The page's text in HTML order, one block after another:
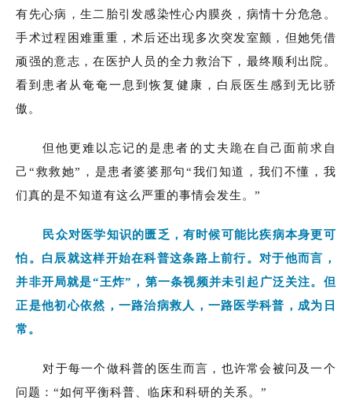
有先心病，生二胎引发感染性心内膜炎，病情十分危急。
手术过程困难重重，术后还出现多次突发室颤，但她凭借
顽强的意志，在医护人员的全力救治下，最终顺利出院。
看到患者从奄奄一息到恢复健康，白辰医生感到无比骄
傲。
但他更难以忘记的是患者的丈夫跪在自己面前求自
己“救救她”，是患者婆婆那句“我们知道，我们不懂，我
们真的是不知道有这么严重的事情会发生。”
民众对医学知识的匮乏，有时候可能比疾病本身更可
怕。白辰就这样开始在科普这条路上前行。对于他而言，
并非开局就是“王炸”，第一条视频并未引起广泛关注。但
正是他初心依然，一路治病救人，一路医学科普，成为日
常。
对于每一个做科普的医生而言，也许常会被问及一个
问题：“如何平衡科普、临床和科研的关系。”